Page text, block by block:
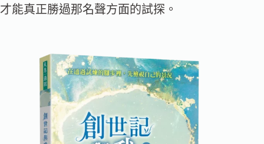
才能真正勝過那名聲方面的試探。